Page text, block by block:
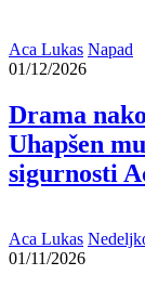
Aca Lukas Napad
01/12/2026
Drama
Uhapšen
sigurnosti
Aca Lukas
01/11/2026